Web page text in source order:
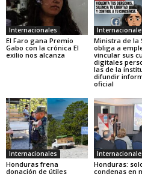
Internacionales
El Faro gana Premio
Gabo con la crónica El
exilio nos alcanza
Ministra de la
obliga a
vincular sus
digitales
las de la
difundir
oficial
Internacionales
Honduras frena
donación de útiles
Honduras:
condenas en